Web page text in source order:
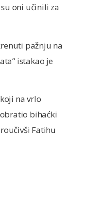
oni učinili za
pažnju na
istakao je
na vrlo
bihaćki
Fatihu